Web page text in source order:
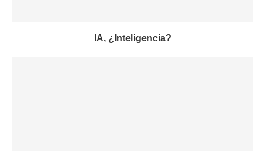
IA, ¿Inteligencia?